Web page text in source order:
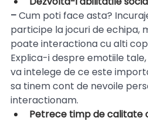
– Cum poti face asta?
participe la jocuri de echipa,
poate interactiona cu alti
Explica-i despre emotiile
va intelege de ce este
sa tinem cont de nevoile
interactionam.
Petrece timp de calitate